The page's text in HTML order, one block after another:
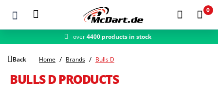
Zum Hauptinhalt springen
0
4400 products in stockfast shipping
Back Home Brands Bulls D
BULLS D PRODUCTS